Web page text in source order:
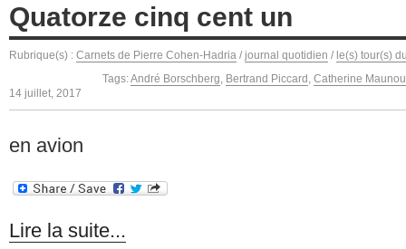
Quatorze cinq cent un
Rubrique(s) : Carnets de Pierre Cohen-Hadria / journal quotidien / le(s) tour(s)
Tags:André Borschberg Bertrand Piccard Catherine
14 juillet, 2017
en avion
Lire la suite...